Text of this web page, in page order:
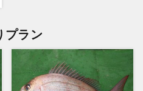
プラン